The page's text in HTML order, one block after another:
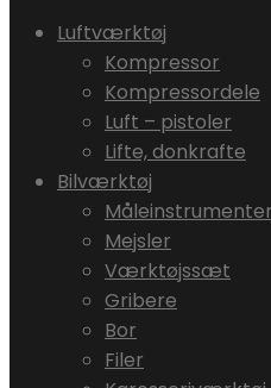
Luftværktøj
Kompressor
Kompressordele
Luft – pistoler
Lifte, donkrafte
Bilværktøj
Mejsler
Værktøjssæt
Gribere
Bor
Filer